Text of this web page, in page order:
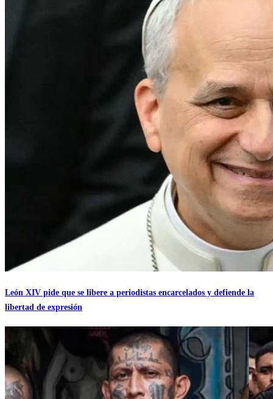
León XIV pide que se libere a periodistas encarcelados y defiende la
libertad de expresión